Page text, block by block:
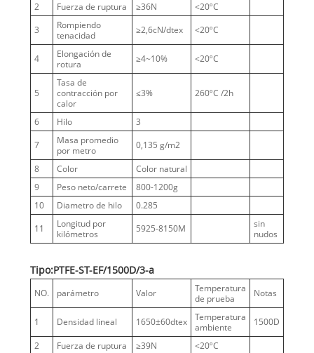
2
Fuerza de ruptura ≥36N
<20ºC
3
Rompiendo
tenacidad
≥2,6cN/dtex <20ºC
4
Elongación de
rotura
≥4~10% <20ºC
5
Tasa de
contracción por
calor
≤3% 260ºC /2h
6 Hilo
3
7
Masa promedio
por metro
0,135 g/m2
8
Color
Color natural
9
Peso neto/carrete
800-1200g
10
Diametro de hilo
0.285
11
Longitud por
kilómetros
5925-8150M
sin
nudos
Tipo:PTFE-ST-EF/1500D/3-a
NO. parámetro Valor
Temperatura
de prueba
Notas
1 Densidad lineal 1650±60dtex
Temperatura
ambiente
1500D
2
Fuerza de ruptura ≥39N
<20ºC